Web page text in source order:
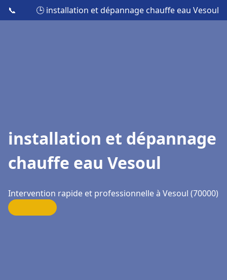
📞 🕒 installation et dépannage chauffe eau Vesoul
installation et dépannage
chauffe eau Vesoul
Intervention rapide et professionnelle à Vesoul (70000)